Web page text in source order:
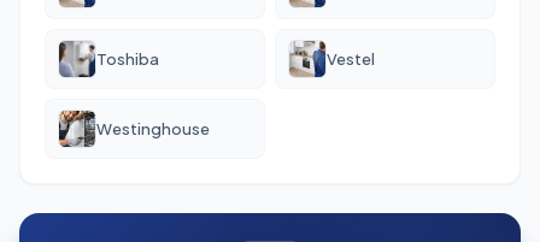
Toshiba Vestel
Westinghouse